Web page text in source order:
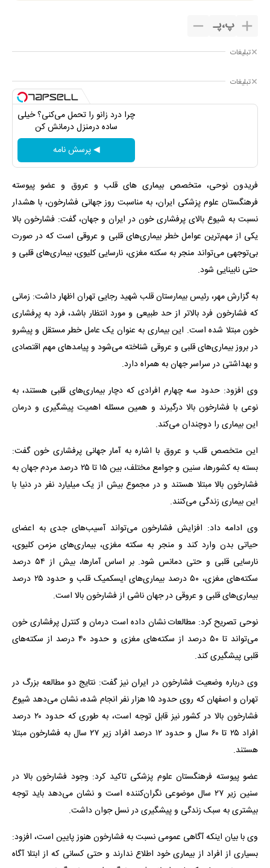
پ،پـ
تبلیغات
تبلیغات
چرا درد زانو را تحمل می‌کنی؟ خیلی
ساده درمنزل درمانش کن
◀ پرسش نامه
فریدون نوحی، متخصص بیماری های قلب و عروق و عضو پیوسته
فرهنگستان علوم پزشکی ایران، به مناسبت روز جهانی فشارخون، با هشدار
نسبت به شیوع بالای پرفشاری خون در ایران و جهان، گفت: فشارخون بالا
یکی از مهم‌ترین عوامل خطر بیماری‌های قلبی و عروقی است که در صورت
بی‌توجهی می‌تواند منجر به سکته مغزی، نارسایی کلیوی، بیماری‌های قلبی و
حتی نابینایی شود.
به گزارش مهر، رئیس بیمارستان قلب شهید رجایی تهران اظهار داشت: زمانی
که فشارخون فرد بالاتر از حد طبیعی و مورد انتظار باشد، فرد به پرفشاری
خون مبتلا شده است. این بیماری به عنوان یک عامل خطر مستقل و پیشرو
در بروز بیماری‌های قلبی و عروقی شناخته می‌شود و پیامدهای مهم اقتصادی
و بهداشتی در سراسر جهان به همراه دارد.
وی افزود: حدود سه چهارم افرادی که دچار بیماری‌های قلبی هستند، به
نوعی با فشارخون بالا درگیرند و همین مسئله اهمیت پیشگیری و درمان
این بیماری را دوچندان می‌کند.
این متخصص قلب و عروق با اشاره به آمار جهانی پرفشاری خون گفت:
بسته به کشورها، سنین و جوامع مختلف، بین ۱۵ تا ۲۵ درصد مردم جهان به
فشارخون بالا مبتلا هستند و در مجموع بیش از یک میلیارد نفر در دنیا با
این بیماری زندگی می‌کنند.
وی ادامه داد: افزایش فشارخون می‌تواند آسیب‌های جدی به اعضای
حیاتی بدن وارد کند و منجر به سکته مغزی، بیماری‌های مزمن کلیوی،
نارسایی قلبی و حتی دمانس شود. بر اساس آمارها، بیش از ۵۴ درصد
سکته‌های مغزی، ۵۰ درصد بیماری‌های ایسکمیک قلب و حدود ۲۵ درصد
بیماری‌های قلبی و عروقی در جهان ناشی از فشارخون بالا است.
نوحی تصریح کرد: مطالعات نشان داده است درمان و کنترل پرفشاری خون
می‌تواند تا ۵۰ درصد از سکته‌های مغزی و حدود ۴۰ درصد از سکته‌های
قلبی پیشگیری کند.
وی درباره وضعیت فشارخون در ایران نیز گفت: نتایج دو مطالعه بزرگ در
تهران و اصفهان که روی حدود ۱۵ هزار نفر انجام شده، نشان می‌دهد شیوع
فشارخون بالا در کشور نیز قابل توجه است، به طوری که حدود ۲۰ درصد
افراد ۲۵ تا ۶۰ سال و حدود ۱۲ درصد افراد زیر ۲۷ سال به فشارخون مبتلا
هستند.
عضو پیوسته فرهنگستان علوم پزشکی تاکید کرد: وجود فشارخون بالا در
سنین زیر ۲۷ سال موضوعی نگران‌کننده است و نشان می‌دهد باید توجه
بیشتری به سبک زندگی و پیشگیری در نسل جوان داشت.
وی با بیان اینکه آگاهی عمومی نسبت به فشارخون هنوز پایین است، افزود:
بسیاری از افراد از بیماری خود اطلاع ندارند و حتی کسانی که از ابتلا آگاه